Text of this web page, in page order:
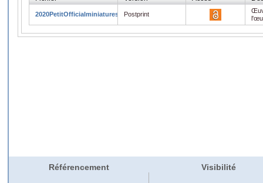
2020PetitOfficialminiatures.pdfPostprint
Référencement Visibilité